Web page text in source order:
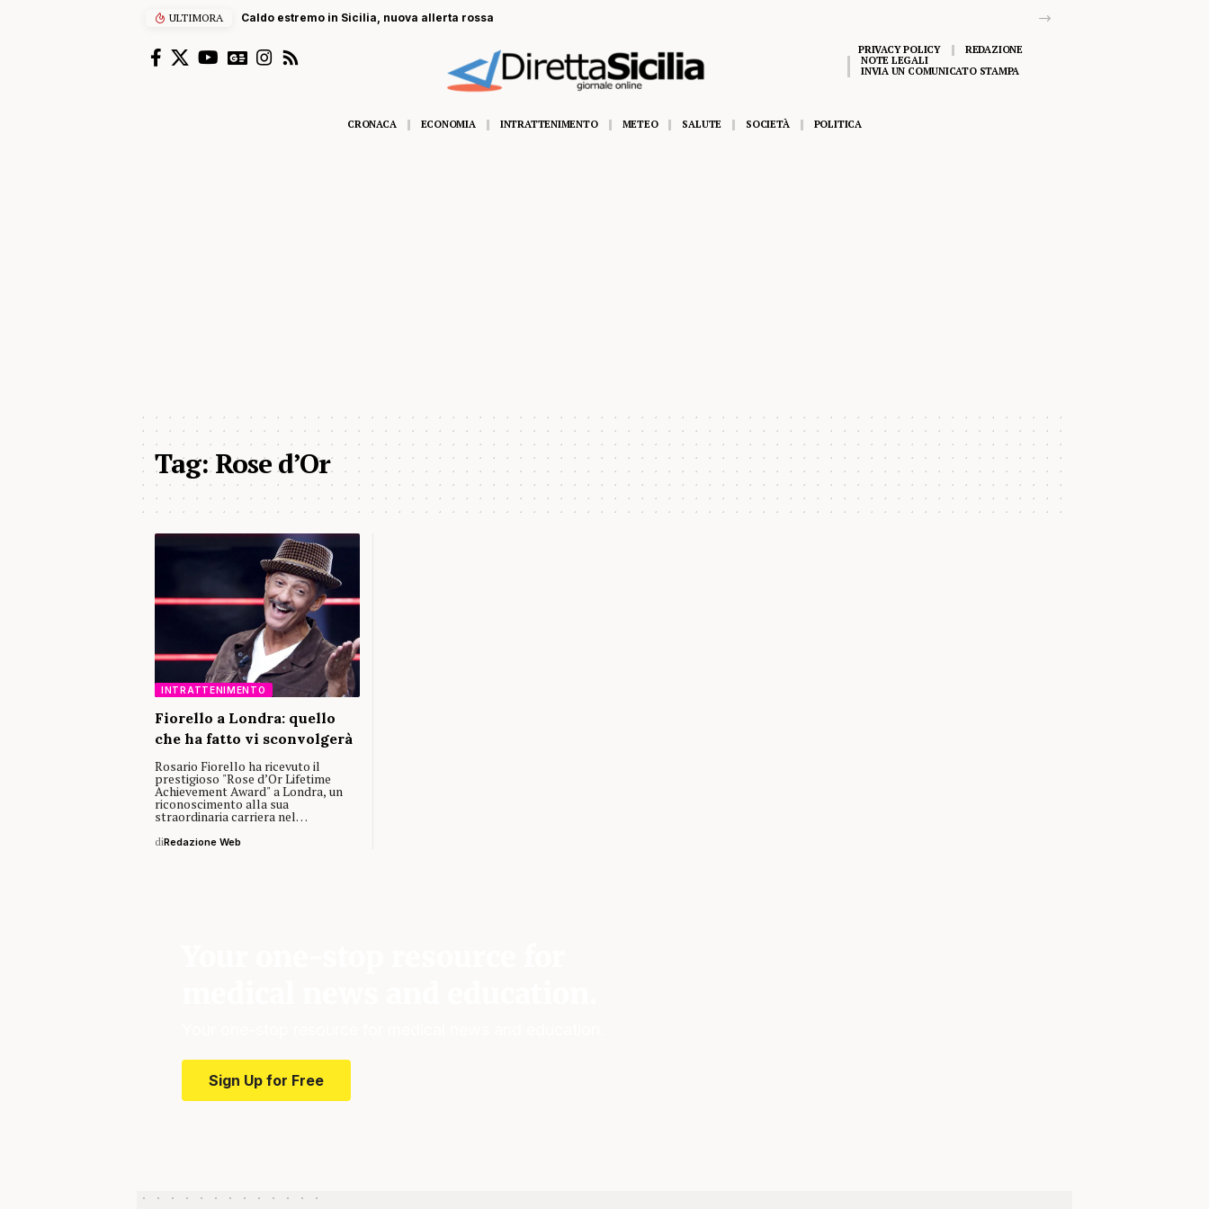
ULTIMORACaldo estremo in Sicilia, nuova allerta rossa
PRIVACY POLICY
REDAZIONE
NOTE LEGALI
INVIA UN COMUNICATO STAMPA
CRONACA ECONOMIA INTRATTENIMENTO METEO SALUTE SOCIETÀ POLITICA
Tag:Rose d’Or
INTRATTENIMENTO
Fiorello a Londra: quello
che ha fatto vi sconvolgerà
Rosario Fiorello ha ricevuto il
prestigioso "Rose d’Or Lifetime
Achievement Award" a Londra, un
riconoscimento alla sua
straordinaria carriera nel…
diRedazione Web
Sign Up for Free